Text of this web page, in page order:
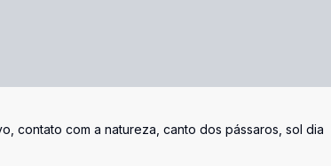
contato com a natureza, canto dos pássaros, sol dia